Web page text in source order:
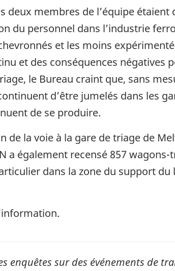
deux membres de l’équipe
du personnel dans l’industrie
et les moins
et des conséquences négatives
le Bureau craint que, sans
d’être jumelés dans les
de se produire.
de la voie à la gare de triage de
a également recensé 857
dans la zone du support
enquêtes sur des événements de